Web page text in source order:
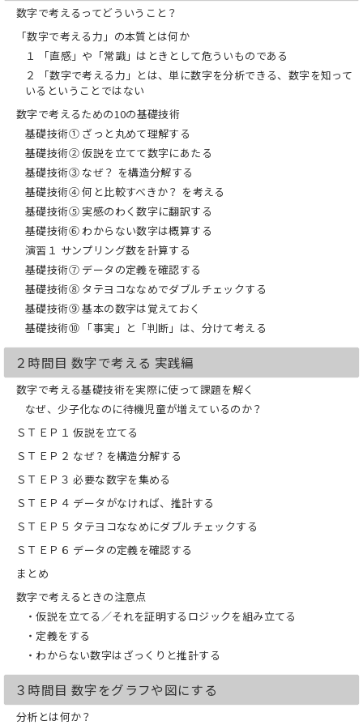
本書は、パラパラと読んでなんとなく賢
くなった気がして終わり、という本では
ありません。明日から実践するためのテ
キストです。ぜひ、あなたも生徒の1人
になり、自分で考え、手を動かして授業
■『21世紀スキルシリーズ』3つの特徴
1. これからの時代に必要になる「世界標
準スキル」をラインアップ
2. 講師には、世界的コンサルタント会社
出身の若手コンサルタントを起用
3. 授業形式で演習もたっぷり。実際に自
分で手を動かすことで本当に身につく
グローバル化とIT化が急速に進み、前例
も成功法もない激動の時代。それが、い
ま私たちが生きる21世紀です。そんな時
代に求められるのは、もはや「言われた
ことをきちんと実行する力」「誰かに敷
かれたレールの上をひた走る力」ではあ
りません。「自ら考える力」、「共創す
る力」、「自己進化する力」です。本シ
リーズでは、どんな環境でも、どんな国
でも、生き抜いていけるビジネススキル
を提供します。
数字で考えるってどういうこと？
「数字で考える力」の本質とは何か
１ 「直感」や「常識」はときとして危ういものである
２ 「数字で考える力」とは、単に数字を分析できる、数字を知って
いるということではない
数字で考えるための10の基礎技術
基礎技術① ざっと丸めて理解する
基礎技術② 仮説を立てて数字にあたる
基礎技術③ なぜ？ を構造分解する
基礎技術④ 何と比較すべきか？ を考える
基礎技術⑤ 実感のわく数字に翻訳する
基礎技術⑥ わからない数字は概算する
演習１ サンプリング数を計算する
基礎技術⑦ データの定義を確認する
基礎技術⑧ タテヨコななめでダブルチェックする
基礎技術⑨ 基本の数字は覚えておく
基礎技術⑩ 「事実」と「判断」は、分けて考える
２時間目 数字で考える 実践編
数字で考える基礎技術を実際に使って課題を解く
なぜ、少子化なのに待機児童が増えているのか？
ＳＴＥＰ１ 仮説を立てる
ＳＴＥＰ２ なぜ？を構造分解する
ＳＴＥＰ３ 必要な数字を集める
ＳＴＥＰ４ データがなければ、推計する
ＳＴＥＰ５ タテヨコななめにダブルチェックする
ＳＴＥＰ６ データの定義を確認する
まとめ
数字で考えるときの注意点
・仮説を立てる／それを証明するロジックを組み立てる
・定義をする
・わからない数字はざっくりと推計する
３時間目 数字をグラフや図にする
分析とは何か？